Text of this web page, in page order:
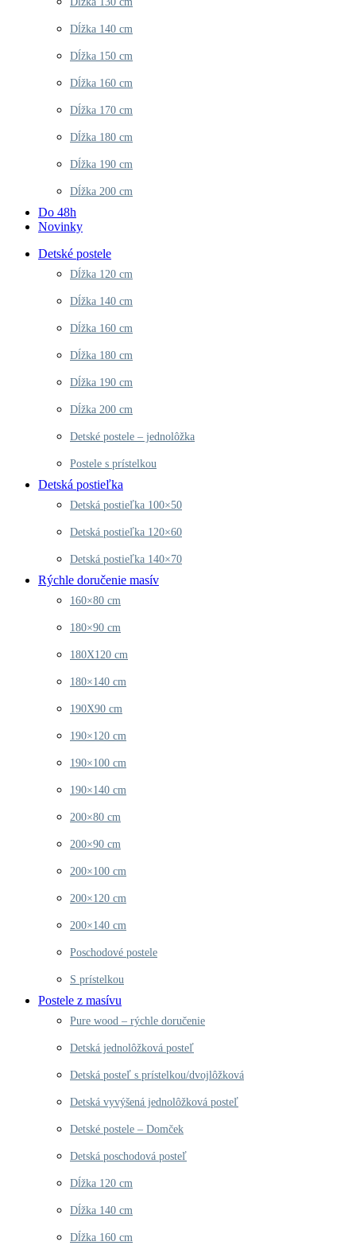
Dĺžka 140 cm
Dĺžka 150 cm
Dĺžka 160 cm
Dĺžka 170 cm
Dĺžka 180 cm
Dĺžka 190 cm
Dĺžka 200 cm
Do 48h
Novinky
Detské postele
Dĺžka 120 cm
Dĺžka 140 cm
Dĺžka 160 cm
Dĺžka 180 cm
Dĺžka 190 cm
Dĺžka 200 cm
Detské postele – jednolôžka
Postele s prístelkou
Detská postieľka
Detská postieľka 100×50
Detská postieľka 120×60
Detská postieľka 140×70
Rýchle doručenie masív
160×80 cm
180×90 cm
180X120 cm
180×140 cm
190X90 cm
190×120 cm
190×100 cm
190×140 cm
200×80 cm
200×90 cm
200×100 cm
200×120 cm
200×140 cm
Poschodové postele
S prístelkou
Postele z masívu
Pure wood – rýchle doručenie
Detská jednolôžková posteľ
Detská posteľ s prístelkou/dvojlôžková
Detská vyvýšená jednolôžková posteľ
Detské postele – Domček
Detská poschodová posteľ
Dĺžka 120 cm
Dĺžka 140 cm
Dĺžka 160 cm